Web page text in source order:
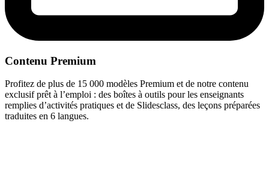
Contenu Premium
Profitez de plus de 15 000 modèles Premium et de notre contenu
exclusif prêt à l’emploi : des boîtes à outils pour les enseignants
remplies d’activités pratiques et de Slidesclass, des leçons préparées
traduites en 6 langues.